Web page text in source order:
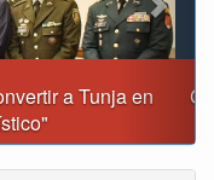
120 proyectos
millones